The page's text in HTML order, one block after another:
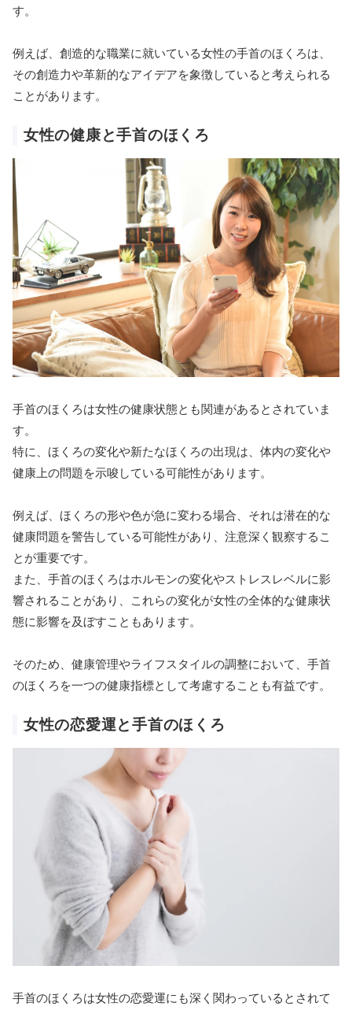
す。
例えば、創造的な職業に就いている女性の手首のほくろは、
その創造力や革新的なアイデアを象徴していると考えられる
ことがあります。
女性の健康と手首のほくろ
手首のほくろは女性の健康状態とも関連があるとされていま
す。
特に、ほくろの変化や新たなほくろの出現は、体内の変化や
健康上の問題を示唆している可能性があります。
例えば、ほくろの形や色が急に変わる場合、それは潜在的な
健康問題を警告している可能性があり、注意深く観察するこ
とが重要です。
また、手首のほくろはホルモンの変化やストレスレベルに影
響されることがあり、これらの変化が女性の全体的な健康状
態に影響を及ぼすこともあります。
そのため、健康管理やライフスタイルの調整において、手首
のほくろを一つの健康指標として考慮することも有益です。
女性の恋愛運と手首のほくろ
手首のほくろは女性の恋愛運にも深く関わっているとされて